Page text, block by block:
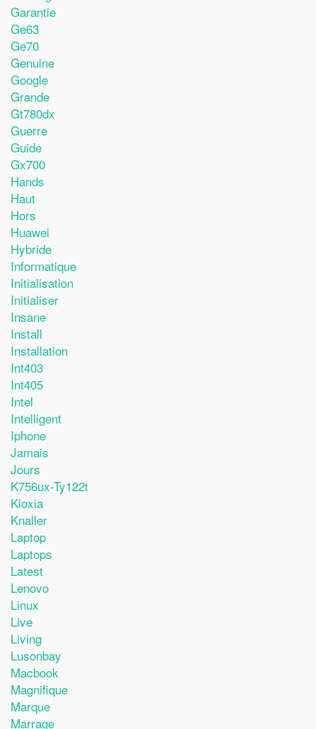
Garantie
Ge63
Ge70
Genuine
Google
Grande
Gt780dx
Guerre
Guide
Gx700
Hands
Haut
Hors
Huawei
Hybride
Informatique
Initialisation
Initialiser
Insane
Install
Installation
Int403
Int405
Intel
Intelligent
Iphone
Jamais
Jours
K756ux-Ty122t
Kioxia
Knaller
Laptop
Laptops
Latest
Lenovo
Linux
Live
Living
Lusonbay
Macbook
Magnifique
Marque
Marrage